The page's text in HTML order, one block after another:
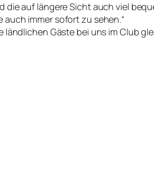
die auf längere Sicht auch viel
auch immer sofort zu sehen.“
ländlichen Gäste bei uns im Club